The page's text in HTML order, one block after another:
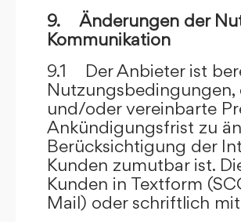
9. Änderungen der
Kommunikation
9.1 Der Anbieter ist
und/oder vereinbarte
Ankündigungsfrist zu
Berücksichtigung der
Kunden zumutbar ist.
Kunden in Textform
Mail) oder schriftlich